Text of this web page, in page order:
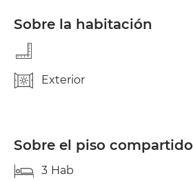
Sobre la habitación
Exterior
Sobre el piso compartido
3 Hab